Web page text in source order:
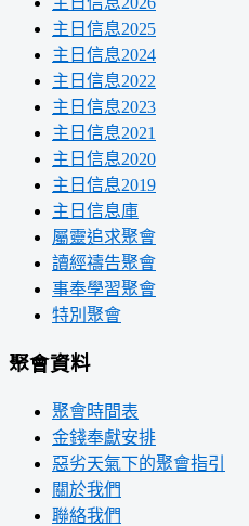
主日信息2025
主日信息2024
主日信息2022
主日信息2023
主日信息2021
主日信息2020
主日信息2019
主日信息庫
屬靈追求聚會
讀經禱告聚會
事奉學習聚會
特別聚會
聚會資料
聚會時間表
金錢奉獻安排
惡劣天氣下的聚會指引
關於我們
聯絡我們